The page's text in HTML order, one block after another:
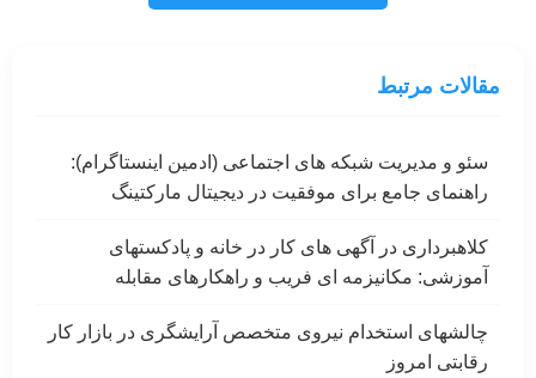
مقالات مرتبط
سئو و مدیریت شبکه های اجتماعی (ادمین اینستاگرام):
راهنمای جامع برای موفقیت در دیجیتال مارکتینگ
کلاهبرداری در آگهی های کار در خانه و پادکستهای
آموزشی: مکانیزمه ای فریب و راهکارهای مقابله
چالشهای استخدام نیروی متخصص آرایشگری در بازار کار
رقابتی امروز